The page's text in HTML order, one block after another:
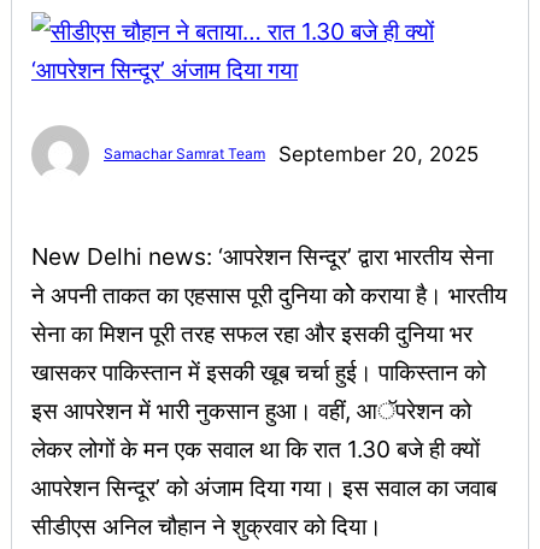
Samachar Samrat Team September 20, 2025
New Delhi news: ‘आपरेशन सिन्दूर’ द्वारा भारतीय सेना
ने अपनी ताकत का एहसास पूरी दुनिया कोे कराया है। भारतीय
सेना का मिशन पूरी तरह सफल रहा और इसकी दुनिया भर
खासकर पाकिस्तान में इसकी खूब चर्चा हुई। पाकिस्तान को
इस आपरेशन में भारी नुकसान हुआ। वहीं, आॅपरेशन को
लेकर लोगों के मन एक सवाल था कि रात 1.30 बजे ही क्यों
आपरेशन सिन्दूर’ को अंजाम दिया गया। इस सवाल का जवाब
सीडीएस अनिल चौहान ने शुक्रवार को दिया।